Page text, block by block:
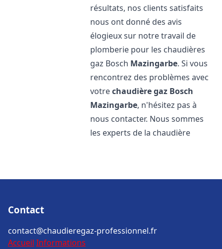
résultats, nos clients satisfaits
nous ont donné des avis
élogieux sur notre travail de
plomberie pour les chaudières
gaz Bosch Mazingarbe. Si vous
rencontrez des problèmes avec
votrechaudière gaz Bosch
Mazingarbe, n'hésitez pas à
nous contacter. Nous sommes
les experts de la chaudière
Contact
contact@chaudieregaz-professionnel.fr
Accueil Informations